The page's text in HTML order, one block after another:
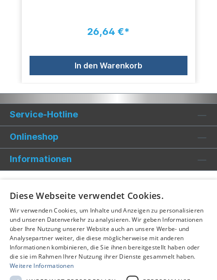
26,64 €*
In den Warenkorb
Service-Hotline
Onlineshop
Informationen
Diese Webseite verwendet Cookies.
Wir verwenden Cookies, um Inhalte und Anzeigen zu personalisieren
und unseren Datenverkehr zu analysieren. Wir geben Informationen
über Ihre Nutzung unserer Website auch an unsere Werbe- und
Analysepartner weiter, die diese möglicherweise mit anderen
Informationen kombinieren, die Sie ihnen bereitgestellt haben oder
die sie im Rahmen Ihrer Nutzung ihrer Dienste gesammelt haben.
Weitere Informationen